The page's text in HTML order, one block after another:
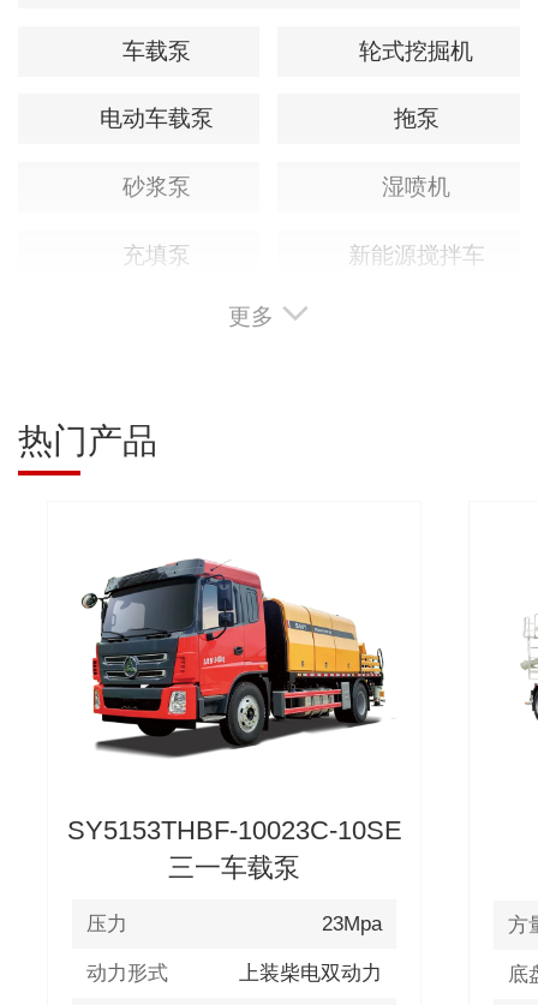
车载泵 轮式挖掘机
电动车载泵 拖泵
砂浆泵 湿喷机
充填泵 新能源搅拌车
更多
热门产品
SY5153THBF-10023C-10SE
三一车载泵
压力 23Mpa
动力形式 上装柴电双动力
方
底